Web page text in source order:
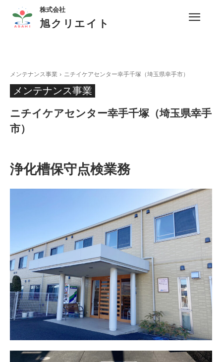
株式会社
旭クリエイト
メンテナンス事業 ニチイケアセンター幸手千塚（埼玉県幸手市）
メンテナンス事業
ニチイケアセンター幸手千塚（埼玉県幸手
市）
浄化槽保守点検業務